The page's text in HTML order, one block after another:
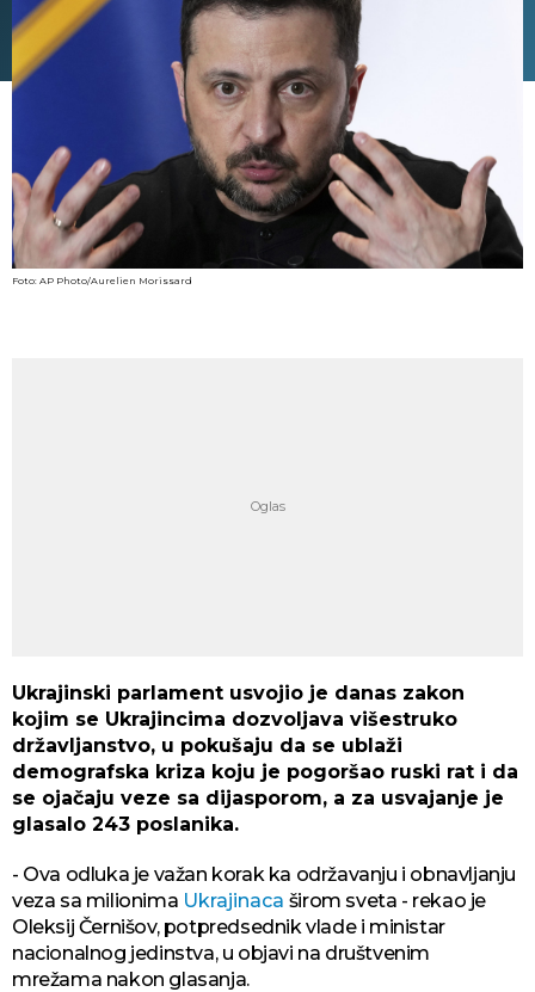
Foto: AP Photo/Aurelien Morissard
Ukrajinski parlament usvojio je danas zakon
kojim se Ukrajincima dozvoljava višestruko
državljanstvo, u pokušaju da se ublaži
demografska kriza koju je pogoršao ruski rat i da
se ojačaju veze sa dijasporom, a za usvajanje je
glasalo 243 poslanika.
- Ova odluka je važan korak ka održavanju i obnavljanju
veza sa milionima Ukrajinaca širom sveta - rekao je
Oleksij Černišov, potpredsednik vlade i ministar
nacionalnog jedinstva, u objavi na društvenim
mrežama nakon glasanja.